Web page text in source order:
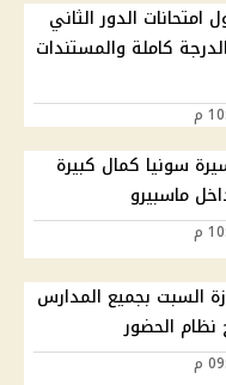
الدور الثاني
بالدرجة كاملة والمستندات
سونيا كمال كبيرة
ماسبيرو
السبت بجميع المدارس